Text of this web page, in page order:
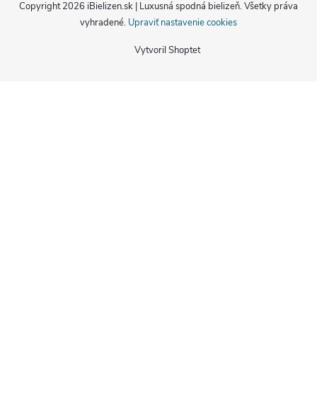
Vytvoril Shoptet
Copyright 2026 iBielizen.sk | Luxusná spodná bielizeň. Všetky práva
vyhradené. Upraviť nastavenie cookies